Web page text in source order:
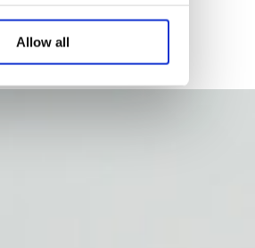
Allow all